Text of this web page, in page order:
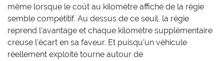
même lorsque le coût au kilomètre affiché de la régie
semble compétitif. Au dessus de ce seuil, la régie
reprend l’avantage et chaque kilomètre supplémentaire
creuse l’écart en sa faveur. Et puisqu’un véhicule
réellement exploité tourne autour de